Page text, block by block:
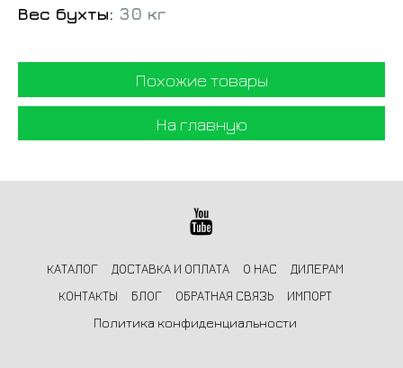
Вес бухты: 30 кг
Похожие товары
На главную
КАТАЛОГ ДОСТАВКА И ОПЛАТА О НАС
ДИЛЕРАМ
КОНТАКТЫ
БЛОГ ОБРАТНАЯ СВЯЗЬ
ИМПОРТ
Политика конфиденциальности